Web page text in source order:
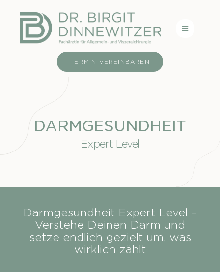
TERMIN VEREINBAREN
DARMGESUNDHEIT
Expert Level
Darmgesundheit Expert Level –
Verstehe Deinen Darm und
setze endlich gezielt um, was
wirklich zählt